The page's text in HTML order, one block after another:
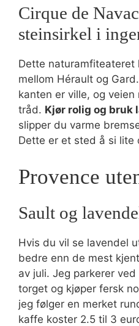
Cirque de
steinsirkel i
Dette naturamfiteateret
mellom Hérault og
kanten er ville, og
tråd. Kjør rolig og bruk
slipper du varme
Dette er et sted å si lite
Provence
Sault og
Hvis du vil se lavendel
bedre enn de mest
av juli. Jeg parkerer
torget og kjøper fersk
jeg følger en merket
kaffe koster 2.5 til 3